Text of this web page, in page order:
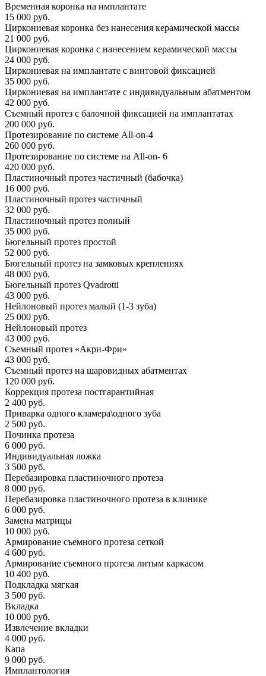
Временная коронка на имплантате
15 000 руб.
Циркониевая коронка без нанесения керамической массы
21 000 руб.
Циркониевая коронка с нанесением керамической массы
24 000 руб.
Циркониевая на имплантате с винтовой фиксацией
35 000 руб.
Циркониевая на имплантате с индивидуальным абатментом
42 000 руб.
Съемный протез с балочной фиксацией на имплантатах
200 000 руб.
Протезирование по системе All-on-4
260 000 руб.
Протезирование по системе на All-on- 6
420 000 руб.
Пластиночный протез частичный (бабочка)
16 000 руб.
Пластиночный протез частичный
32 000 руб.
Пластиночный протез полный
35 000 руб.
Бюгельный протез простой
52 000 руб.
Бюгельный протез на замковых креплениях
48 000 руб.
Бюгельный протез Qvadrotti
43 000 руб.
Нейлоновый протез малый (1-3 зуба)
25 000 руб.
Нейлоновый протез
43 000 руб.
Съемный протез «Акри-Фри»
43 000 руб.
Съемный протез на шаровидных абатментах
120 000 руб.
Коррекция протеза постгарантийная
2 400 руб.
Приварка одного кламера\одного зуба
2 500 руб.
Починка протеза
6 000 руб.
Индивидуальная ложка
3 500 руб.
Перебазировка пластиночного протеза
8 000 руб.
Перебазировка пластиночного протеза в клинике
6 000 руб.
Замена матрицы
10 000 руб.
Армирование съемного протеза сеткой
4 600 руб.
Армирование съемного протеза литым каркасом
10 400 руб.
Подкладка мягкая
3 500 руб.
Вкладка
10 000 руб.
Извлечение вкладки
4 000 руб.
Капа
9 000 руб.
Имплантология